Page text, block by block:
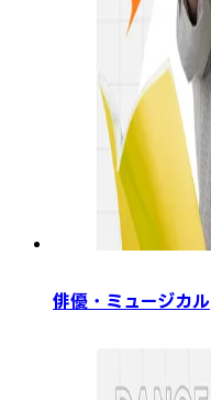
俳優・ミュージカル